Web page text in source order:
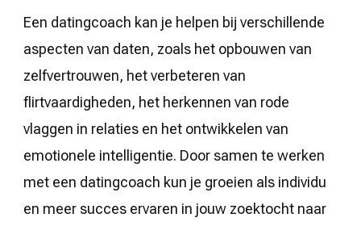
Een datingcoach kan je helpen bij verschillende
aspecten van daten, zoals het opbouwen van
zelfvertrouwen, het verbeteren van
flirtvaardigheden, het herkennen van rode
vlaggen in relaties en het ontwikkelen van
emotionele intelligentie. Door samen te werken
met een datingcoach kun je groeien als individu
en meer succes ervaren in jouw zoektocht naar